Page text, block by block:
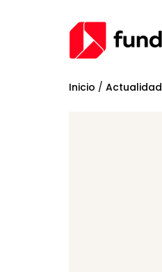
Inicio / Actualidad